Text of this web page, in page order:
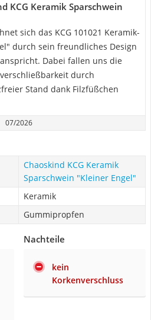
KCG Keramik Sparschwein
sich das KCG 101021 Keramik-
durch sein freundliches Design
Dabei fallen uns die
durch
Stand dank Filzfüßchen
07/2026
Chaoskind KCG Keramik
Sparschwein "Kleiner Engel"
Keramik
Gummipropfen
Nachteile
kein
Korkenverschluss